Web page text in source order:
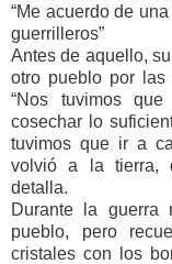
“Me acuerdo de
guerrilleros”
Antes de aquello,
otro pueblo por las
“Nos tuvimos
cosechar lo
tuvimos que ir a
volvió a la tierra,
detalla.
Durante la guerra
pueblo, pero
cristales con los